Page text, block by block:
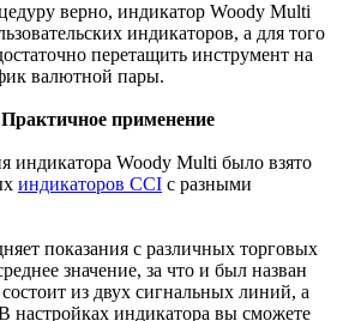
верно, индикатор Woody Multi
индикаторов, а для того
перетащить инструмент на
валютной пары.
применение
индикатора Woody Multi было взято
индикаторов CCI с разными
показания с различных торговых
значение, за что и был назван
из двух сигнальных линий, а
настройках индикатора вы сможете